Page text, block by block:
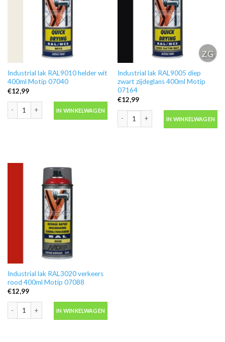
Industrial lak RAL9010 helder wit
400ml Motip 07040
€12,99
IN WINKELWAGEN
Industrial lak RAL9005 diep
zwart zijdeglans 400ml Motip
07164
€12,99
IN WINKELWAGEN
Industrial lak RAL3020 verkeers
rood 400ml Motip 07088
€12,99
Industrial lak RAL3020 verkeers rood 400ml Motip 07088 aantal
IN WINKELWAGEN